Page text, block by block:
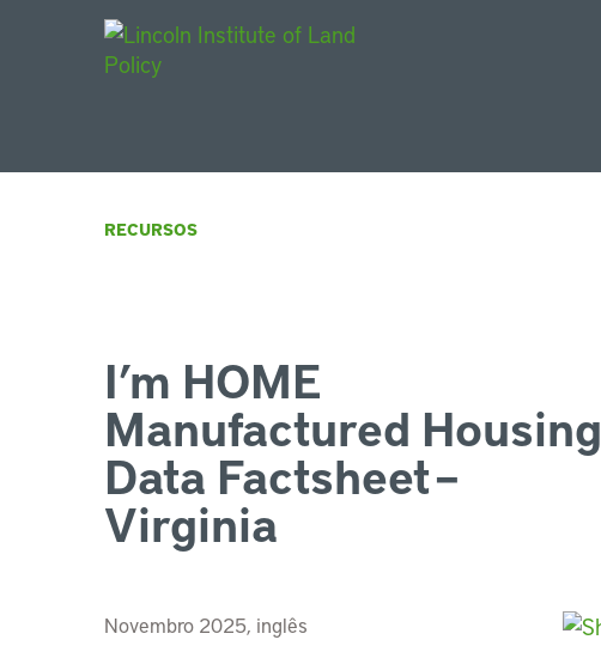
RECURSOS
I’m HOME
Manufactured Housing
Data Factsheet –
Virginia
Novembro 2025, inglês